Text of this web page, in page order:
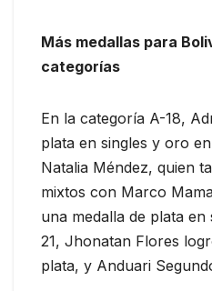
Más medallas para
categorías
En la categoría A-18,
plata en singles y oro
Natalia Méndez, quien
mixtos con Marco
una medalla de plata
21, Jhonatan Flores
plata, y Anduari